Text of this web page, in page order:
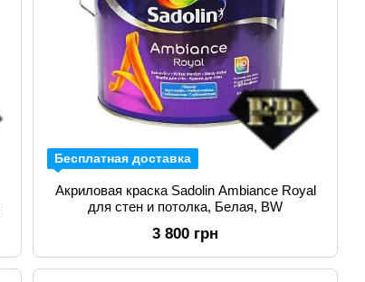
Бесплатная доставка
Акриловая краска Sadolin Ambiance Royal
для стен и потолка, Белая, BW
3 800 грн